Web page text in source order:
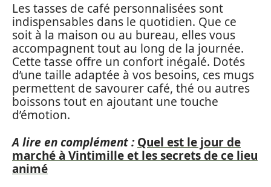
Les tasses de café personnalisées sont
indispensables dans le quotidien. Que ce
soit à la maison ou au bureau, elles vous
accompagnent tout au long de la journée.
Cette tasse offre un confort inégalé. Dotés
d’une taille adaptée à vos besoins, ces mugs
permettent de savourer café, thé ou autres
boissons tout en ajoutant une touche
d’émotion.
A lire en complément : Quel est le jour de
marché à Vintimille et les secrets de ce lieu
animé